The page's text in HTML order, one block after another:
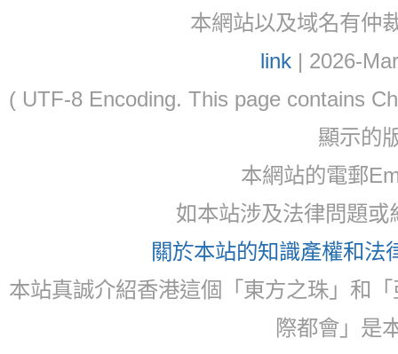
本網站以及域名有仲
link| 2026-
( UTF-8 Encoding. This page contains
顯示的
本網站的電郵
如本站涉及法律問題
關於本站的知識產權和法
本站真誠介紹香港這個「東方之珠」和
際都會」是